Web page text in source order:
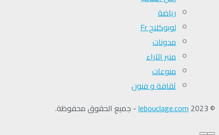
رياضة
لوبوكلاج Fr
مدونات
منبر الآراء
منوعات
ثقافة و فنون
© 2023
lebouclage.com- جميع الحقوق محفوظة.